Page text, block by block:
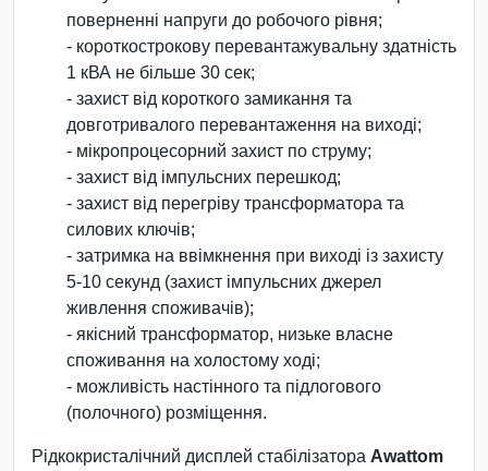
поверненні напруги до робочого рівня;
- короткострокову перевантажувальну здатність
1 кВА не більше 30 сек;
- захист від короткого замикання та
довготривалого перевантаження на виході;
- мікропроцесорний захист по струму;
- захист від імпульсних перешкод;
- захист від перегріву трансформатора та
силових ключів;
- затримка на ввімкнення при виході із захисту
5-10 секунд (захист імпульсних джерел
живлення споживачів);
- якісний трансформатор, низьке власне
споживання на холостому ході;
- можливість настінного та підлогового
(полочного) розміщення.
Рідкокристалічний дисплей стабілізатора Awattom